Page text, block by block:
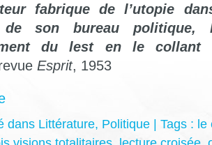
fabrique de l’utopie
de son bureau
du lest en le
Esprit, 1953
dans Littérature, Politique | Tags : le